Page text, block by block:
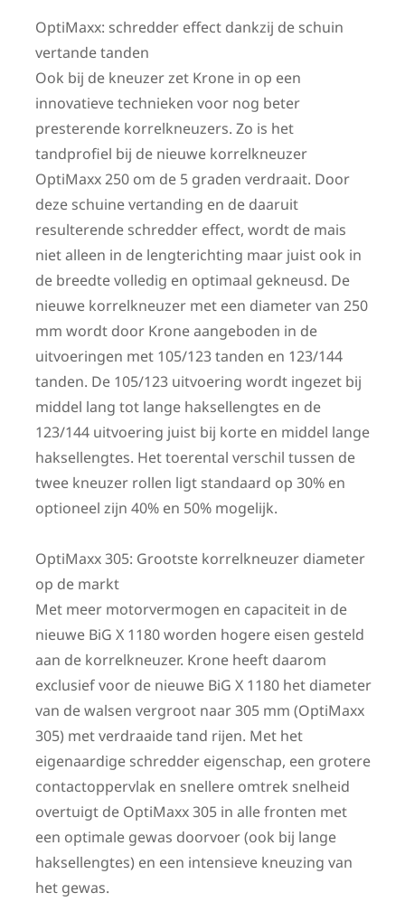
OptiMaxx: schredder effect dankzij de schuin
vertande tanden
Ook bij de kneuzer zet Krone in op een
innovatieve technieken voor nog beter
presterende korrelkneuzers. Zo is het
tandprofiel bij de nieuwe korrelkneuzer
OptiMaxx 250 om de 5 graden verdraait. Door
deze schuine vertanding en de daaruit
resulterende schredder effect, wordt de mais
niet alleen in de lengterichting maar juist ook in
de breedte volledig en optimaal gekneusd. De
nieuwe korrelkneuzer met een diameter van 250
mm wordt door Krone aangeboden in de
uitvoeringen met 105/123 tanden en 123/144
tanden. De 105/123 uitvoering wordt ingezet bij
middel lang tot lange haksellengtes en de
123/144 uitvoering juist bij korte en middel lange
haksellengtes. Het toerental verschil tussen de
twee kneuzer rollen ligt standaard op 30% en
optioneel zijn 40% en 50% mogelijk.
OptiMaxx 305: Grootste korrelkneuzer diameter
op de markt
Met meer motorvermogen en capaciteit in de
nieuwe BiG X 1180 worden hogere eisen gesteld
aan de korrelkneuzer. Krone heeft daarom
exclusief voor de nieuwe BiG X 1180 het diameter
van de walsen vergroot naar 305 mm (OptiMaxx
305) met verdraaide tand rijen. Met het
eigenaardige schredder eigenschap, een grotere
contactoppervlak en snellere omtrek snelheid
overtuigt de OptiMaxx 305 in alle fronten met
een optimale gewas doorvoer (ook bij lange
haksellengtes) en een intensieve kneuzing van
het gewas.